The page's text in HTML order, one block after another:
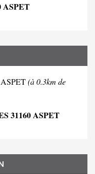
ASPET
ASPET(à 0.3km de
31160 ASPET